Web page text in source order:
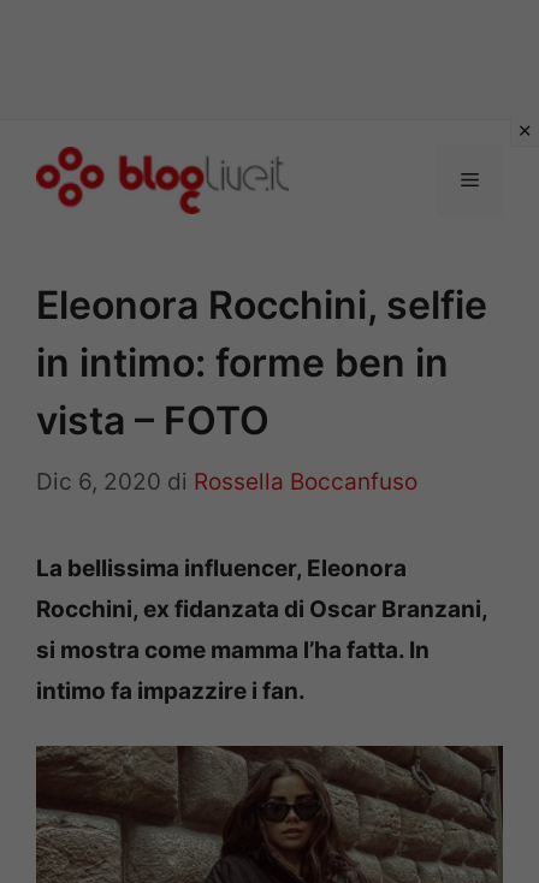
Menu
Eleonora Rocchini, selfie
in intimo: forme ben in
vista – FOTO
Dic 6, 2020 di Rossella Boccanfuso
La bellissima influencer, Eleonora
Rocchini, ex fidanzata di Oscar Branzani,
si mostra come mamma l’ha fatta. In
intimo fa impazzire i fan.